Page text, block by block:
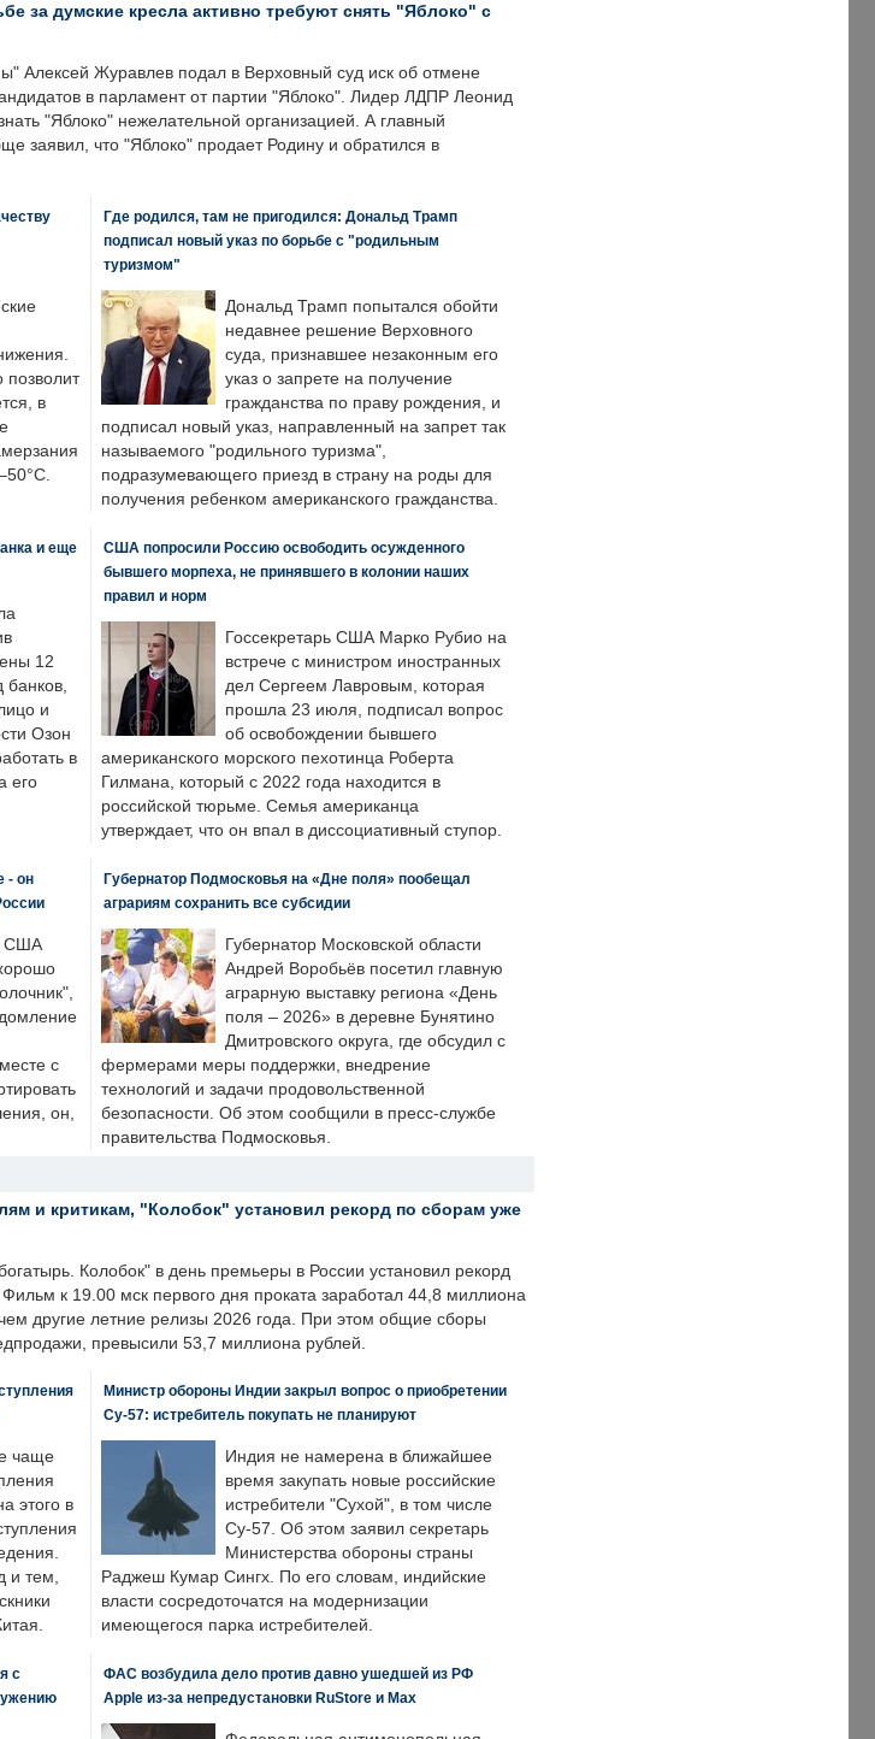
за думские кресла активно требуют снять "Яблоко" с
Алексей Журавлев подал в Верховный суд иск об отмене
в парламент от партии "Яблоко". Лидер ЛДПР Леонид
"Яблоко" нежелательной организацией. А главный
заявил, что "Яблоко" продает Родину и обратился в
позволит
в
Где родился, там не пригодился: Дональд Трамп
подписал новый указ по борьбе с "родильным
туризмом"
Дональд Трамп попытался обойти
недавнее решение Верховного
суда, признавшее незаконным его
указ о запрете на получение
гражданства по праву рождения, и
подписал новый указ, направленный на запрет так
называемого "родильного туризма",
подразумевающего приезд в страну на роды для
получения ребенком американского гражданства.
и еще
12
банков,
и
Озон
в
его
США попросили Россию освободить осужденного
бывшего морпеха, не принявшего в колонии наших
правил и норм
Госсекретарь США Марко Рубио на
встрече с министром иностранных
дел Сергеем Лавровым, которая
прошла 23 июля, подписал вопрос
об освобождении бывшего
американского морского пехотинца Роберта
Гилмана, который с 2022 года находится в
российской тюрьме. Семья американца
утверждает, что он впал в диссоциативный ступор.
- он
США
с
он,
Губернатор Подмосковья на «Дне поля» пообещал
аграриям сохранить все субсидии
Губернатор Московской области
Андрей Воробьёв посетил главную
аграрную выставку региона «День
поля – 2026» в деревне Бунятино
Дмитровского округа, где обсудил с
фермерами меры поддержки, внедрение
технологий и задачи продовольственной
безопасности. Об этом сообщили в пресс-службе
правительства Подмосковья.
и критикам, "Колобок" установил рекорд по сборам уже
Колобок" в день премьеры в России установил рекорд
к 19.00 мск первого дня проката заработал 44,8 миллиона
другие летние релизы 2026 года. При этом общие сборы
превысили 53,7 миллиона рублей.
чаще
этого в
и тем,
Министр обороны Индии закрыл вопрос о приобретении
Су-57: истребитель покупать не планируют
Индия не намерена в ближайшее
время закупать новые российские
истребители "Сухой", в том числе
Су-57. Об этом заявил секретарь
Министерства обороны страны
Раджеш Кумар Сингх. По его словам, индийские
власти сосредоточатся на модернизации
имеющегося парка истребителей.
с
ФАС возбудила дело против давно ушедшей из РФ
Apple из-за непредустановки RuStore и Max